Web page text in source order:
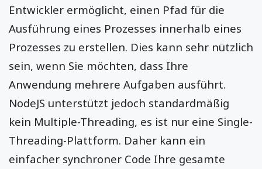
Entwickler ermöglicht, einen Pfad für die
Ausführung eines Prozesses innerhalb eines
Prozesses zu erstellen. Dies kann sehr nützlich
sein, wenn Sie möchten, dass Ihre
Anwendung mehrere Aufgaben ausführt.
NodeJS unterstützt jedoch standardmäßig
kein Multiple-Threading, es ist nur eine Single-
Threading-Plattform. Daher kann ein
einfacher synchroner Code Ihre gesamte